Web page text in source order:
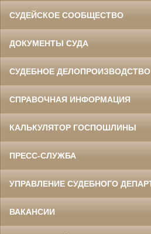
СУДЕЙСКОЕ СООБЩЕСТВО
ДОКУМЕНТЫ СУДА
СУДЕБНОЕ ДЕЛОПРОИЗВОДСТВО
СПРАВОЧНАЯ ИНФОРМАЦИЯ
КАЛЬКУЛЯТОР ГОСПОШЛИНЫ
ПРЕСС-СЛУЖБА
УПРАВЛЕНИЕ СУДЕБНОГО
ВАКАНСИИ